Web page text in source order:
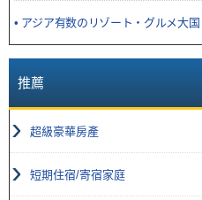
• アジア有数のリゾート・グルメ大国
推薦
超級豪華房產
短期住宿/寄宿家庭